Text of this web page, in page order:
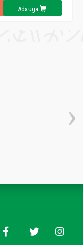
Adauga